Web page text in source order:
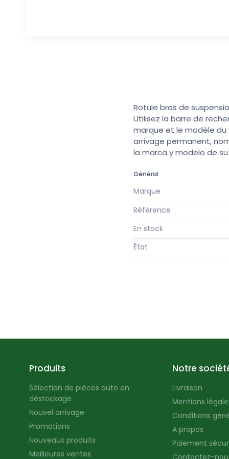
Rotule bras de
Utilisez la barre de
marque et le modèle du
arrivage permanent,
la marca y modelo de
Général
Marque
Référence
En stock
État
Produits
Sélection de pièces auto en
déstockage
Nouvel arrivage
Promotions
Nouveaux produits
Meilleures ventes
Notre
Livraison
Mentions
Conditions
A propos
Paiement
Contactez-